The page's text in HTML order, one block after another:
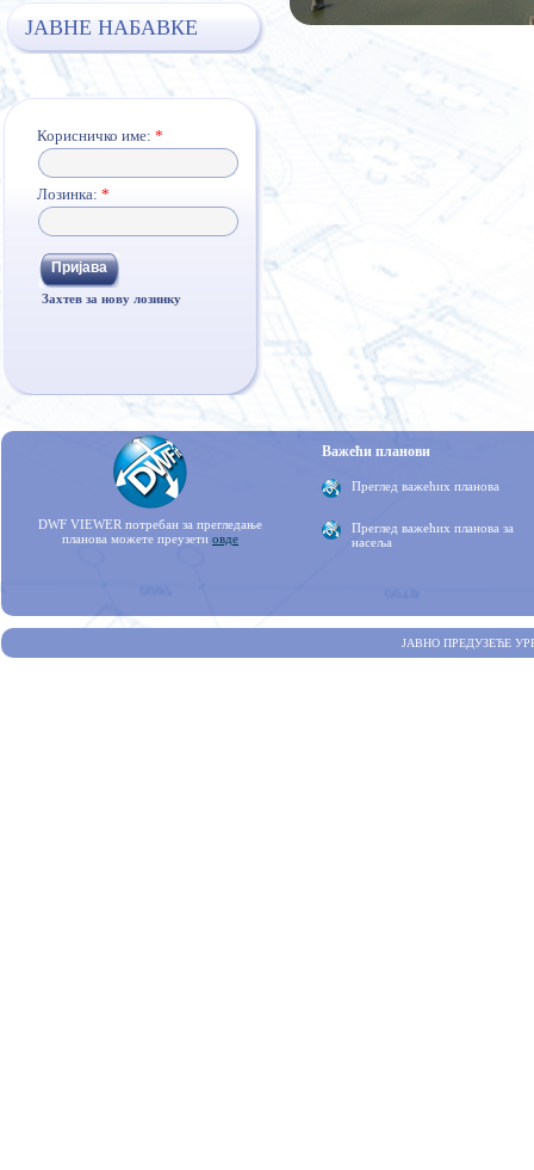
ЈАВНЕ НАБАВКЕ
Корисничко име: *
Лозинка: *
Захтев за нову лозинку
DWF VIEWER потребан за прегледање
планова можете преузети овде
Важећи планови
Преглед важећих планова
Преглед важећих планова за
насеља
ЈАВНО ПРЕДУЗЕЋЕ